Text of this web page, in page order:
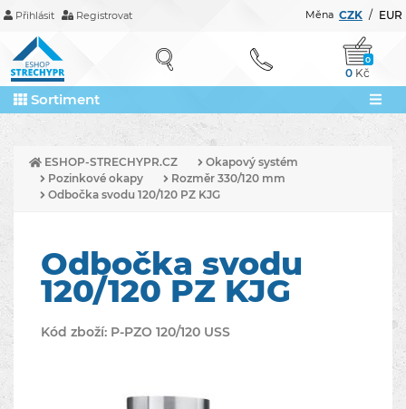
Přihlásit Registrovat CZK / EUR
Měna
0
0 Kč
Sortiment
ESHOP-STRECHYPR.CZ
Okapový systém
Pozinkové okapy
Rozměr 330/120 mm
Odbočka svodu 120/120 PZ KJG
Odbočka svodu
120/120 PZ KJG
Kód zboží: P-PZO 120/120 USS